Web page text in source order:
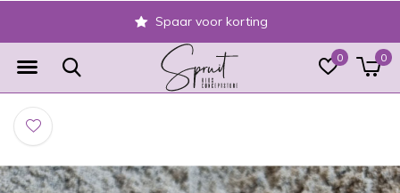
0 0
Spaar voor korting